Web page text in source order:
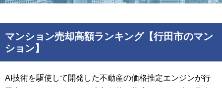
マンション売却高額ランキング【行田市のマン
ション】
AI技術を駆使して開発した不動産の価格推定エンジンが行